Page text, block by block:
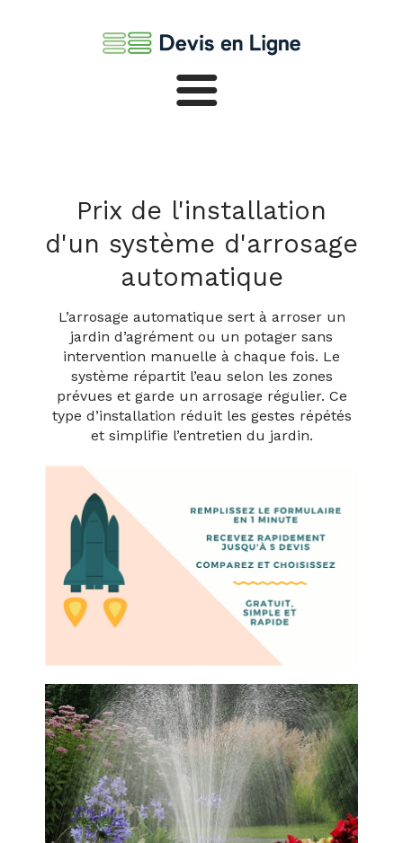
Piscine
Sols extérieurs et terrasses
Prix de l'installation
d'un système d'arrosage
automatique
L’arrosage automatique sert à arroser un
jardin d’agrément ou un potager sans
intervention manuelle à chaque fois. Le
système répartit l’eau selon les zones
prévues et garde un arrosage régulier. Ce
type d’installation réduit les gestes répétés
et simplifie l’entretien du jardin.